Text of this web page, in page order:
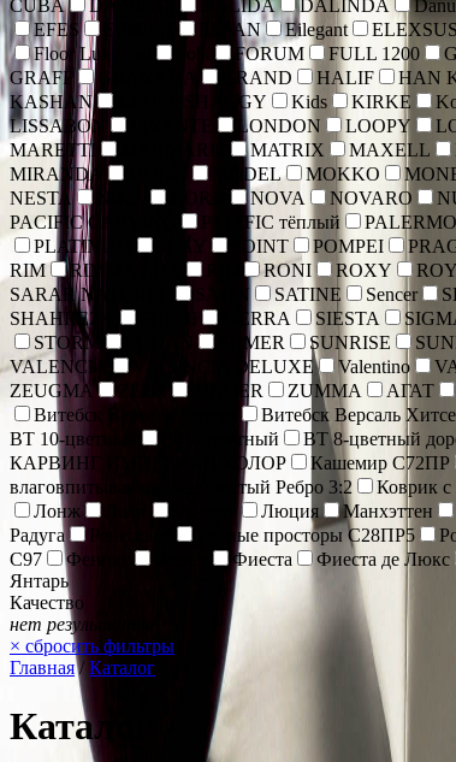
CUBA
DA VINCI DALIDA DALINDA
EFES
EFFECT EFSAN Eilegant
Floor Lux Sisal
Folk FORUM FULL 1200
GRAFF
GRANADA GRAND HALIF HAN
KASHAN
KEOPS SHAGGY Kids KIRKE
LISSABON
LONDON LOOPY
MARETTI
MATRIX MAXELL
MIRANDA
MODEL MOKKO
NESTA
NIKA NORD NOVA NOVARO
PACIFIC CARVING
PACIFIC тёплый PALERMO
PLATINUM
POINT POMPEI
RIM
RIMMA LUX RONI ROXY
SARAR NATUREL
SATIN SATINE Sencer
SHAHREZA
SIERRA SIESTA
STORM
SUMER SUNRISE
VALENCIA
VALENCIA DELUXE Valentino
ZEUGMA
ZINGER ZUMMA АГАТ
Витебск Версаль Хитсет
Витебск Версаль
ВТ 10-цветный
ВТ 8-цветный ВТ 8-цветный
КАРВИНГ ИМПЕРИАЛ КОЛОР
Кашемир С72ПР
влаговпитывающий ребристый Ребро 3:2
Коврик
Лонж
Люция Манхэттен
Радуга
Ренессанс Родные просторы С28ПР5
С97
Феникс Фиеста Фиеста де Люкс
Янтарь
Качество
нет результатов
× сбросить фильтры
Главная/ Каталог
Каталог